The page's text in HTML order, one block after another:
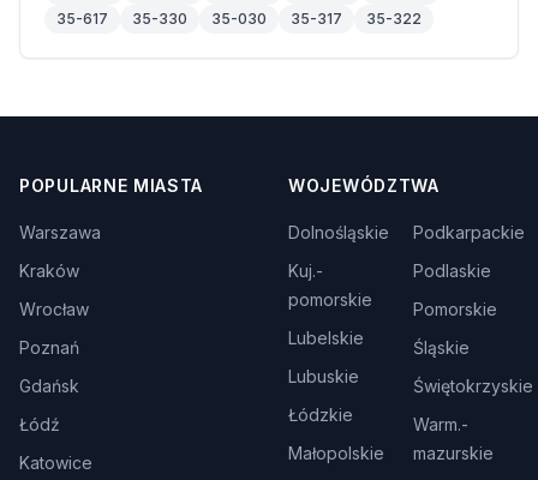
35-617
35-330 35-030 35-317 35-322
POPULARNE MIASTA
Warszawa
Kraków
Wrocław
Poznań
Gdańsk
Łódź
Katowice
WOJEWÓDZTWA
Dolnośląskie
Kuj.-
pomorskie
Lubelskie
Lubuskie
Łódzkie
Małopolskie
Podkarpackie
Podlaskie
Pomorskie
Śląskie
Świętokrzyskie
Warm.-
mazurskie